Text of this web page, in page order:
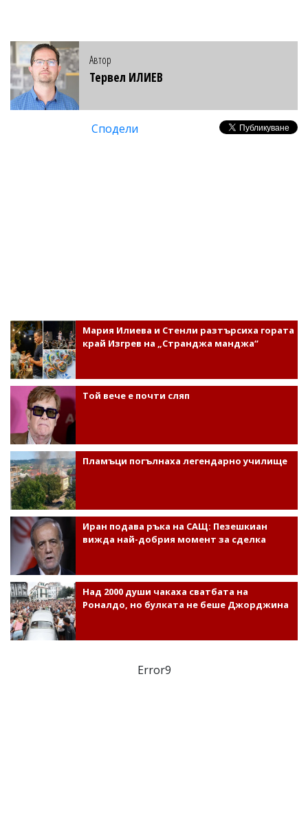
Автор
Тервел ИЛИЕВ
Сподели
Мария Илиева и Стенли разтърсиха гората
край Изгрев на „Странджа манджа“
Той вече е почти сляп
Пламъци погълнаха легендарно училище
Иран подава ръка на САЩ: Пезешкиан
вижда най-добрия момент за сделка
Над 2000 души чакаха сватбата на
Роналдо, но булката не беше Джорджина
Error9